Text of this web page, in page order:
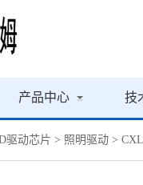
产品中心 技
驱动芯片 > 照明驱动 >